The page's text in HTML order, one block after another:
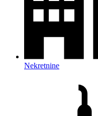
Nekretnine